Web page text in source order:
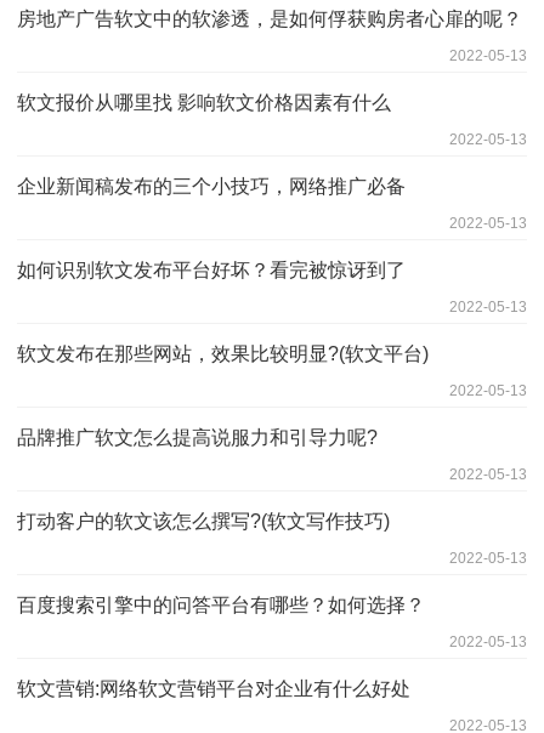
房地产广告软文中的软渗透，是如何俘获购房者心扉的呢？
2022-05-13
软文报价从哪里找 影响软文价格因素有什么
2022-05-13
企业新闻稿发布的三个小技巧，网络推广必备
2022-05-13
如何识别软文发布平台好坏？看完被惊讶到了
2022-05-13
软文发布在那些网站，效果比较明显?(软文平台)
2022-05-13
品牌推广软文怎么提高说服力和引导力呢?
2022-05-13
打动客户的软文该怎么撰写?(软文写作技巧)
2022-05-13
百度搜索引擎中的问答平台有哪些？如何选择？
2022-05-13
软文营销:网络软文营销平台对企业有什么好处
2022-05-13